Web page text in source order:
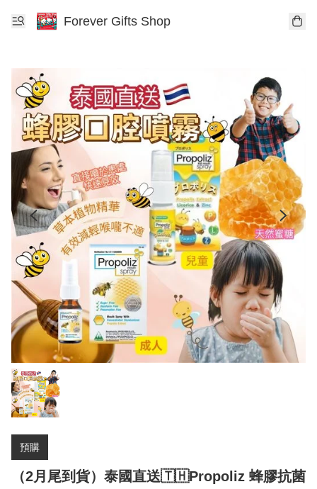
Forever Gifts Shop
預購
（2月尾到貨）泰國直送🇹🇭Propoliz 蜂膠抗菌